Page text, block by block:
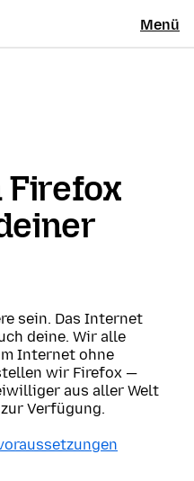
Menü
Firefox
sein. Das Internet
deine. Wir alle
Internet ohne
wir Firefox —
aus aller Welt
Verfügung.